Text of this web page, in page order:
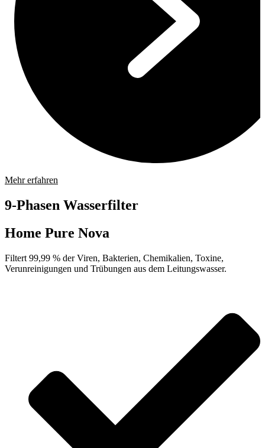
Mehr erfahren
9-Phasen Wasserfilter
Home Pure Nova
Filtert 99,99 % der Viren, Bakterien, Chemikalien, Toxine,
Verunreinigungen und Trübungen aus dem Leitungswasser.